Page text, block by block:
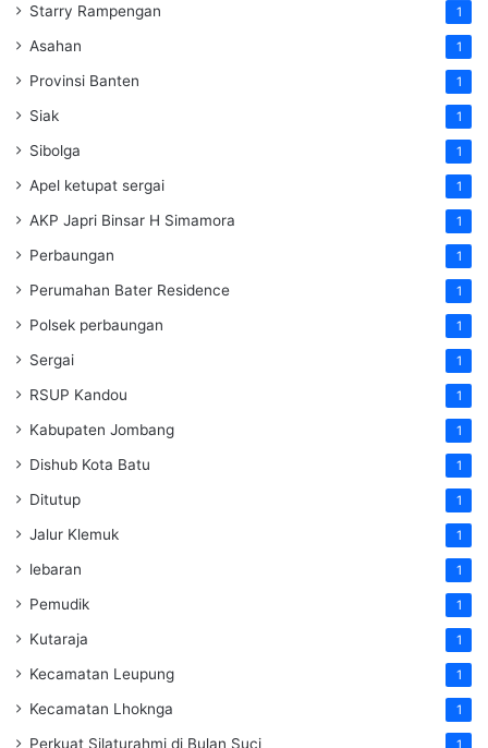
Starry Rampengan 1
Asahan 1
Provinsi Banten 1
Siak 1
Sibolga 1
Apel ketupat sergai 1
AKP Japri Binsar H Simamora 1
Perbaungan 1
Perumahan Bater Residence 1
Polsek perbaungan 1
Sergai 1
RSUP Kandou 1
Kabupaten Jombang 1
Dishub Kota Batu 1
Ditutup 1
Jalur Klemuk 1
lebaran 1
Pemudik 1
Kutaraja 1
Kecamatan Leupung 1
Kecamatan Lhoknga 1
Perkuat Silaturahmi di Bulan Suci 1